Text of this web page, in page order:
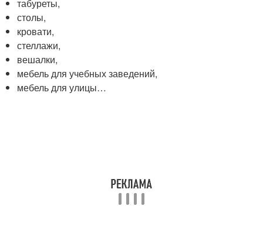
табуреты,
столы,
кровати,
стеллажи,
вешалки,
мебель для учебных заведений,
мебель для улицы…